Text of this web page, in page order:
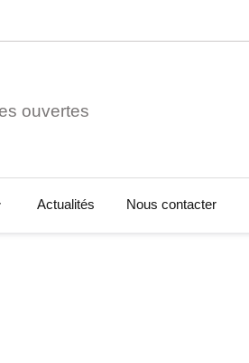
ouvertes
Actualités Nous contacter